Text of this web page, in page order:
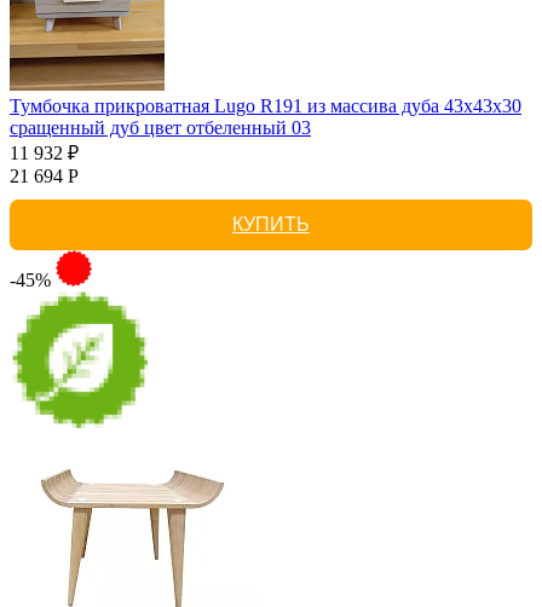
Тумбочка прикроватная Lugo R191 из массива дуба 43х43х30
сращенный дуб цвет отбеленный 03
11 932 ₽
21 694 Р
КУПИТЬ
-45%